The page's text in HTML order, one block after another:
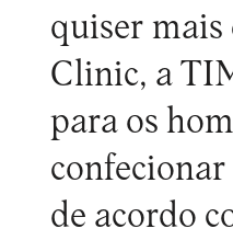
quiser
Clinic, a
para os
de acordo